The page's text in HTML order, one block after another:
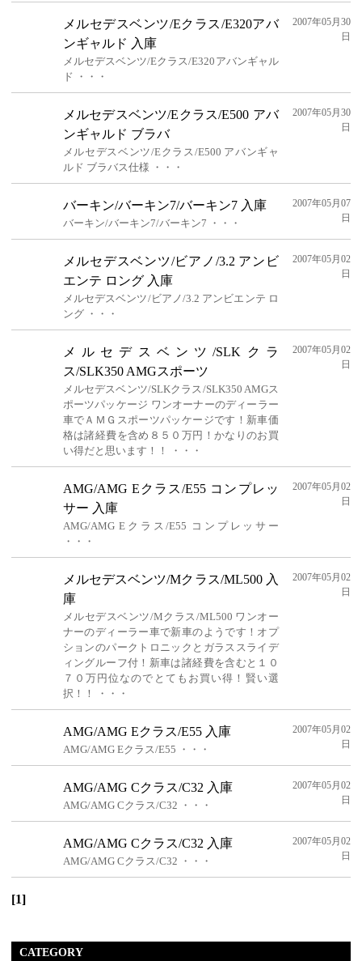
メルセデスベンツ/Eクラス/E320アバ
ンギャルド 入庫
メルセデスベンツ/Eクラス/E320アバンギャル
ド ・・・
2007年05月30
日
メルセデスベンツ/Eクラス/E500 アバ
ンギャルド ブラバ
メルセデスベンツ/Eクラス/E500 アバンギャ
ルド ブラバス仕様 ・・・
2007年05月30
日
バーキン/バーキン7/バーキン7 入庫
バーキン/バーキン7/バーキン7 ・・・
2007年05月07
日
メルセデスベンツ/ビアノ/3.2 アンビ
エンテ ロング 入庫
メルセデスベンツ/ビアノ/3.2 アンビエンテ ロ
ング ・・・
2007年05月02
日
メルセデスベンツ/SLKクラ
ス/SLK350 AMGスポーツ
メルセデスベンツ/SLKクラス/SLK350 AMGス
ポーツパッケージ ワンオーナーのディーラー
車でＡＭＧスポーツパッケージです！新車価
格は諸経費を含め８５０万円！かなりのお買
い得だと思います！！ ・・・
2007年05月02
日
AMG/AMG Eクラス/E55 コンプレッ
サー 入庫
AMG/AMG Eクラス/E55 コンプレッサー
・・・
2007年05月02
日
メルセデスベンツ/Mクラス/ML500 入
庫
メルセデスベンツ/Mクラス/ML500 ワンオー
ナーのディーラー車で新車のようです！オプ
ションのパークトロニックとガラススライデ
ィングルーフ付！新車は諸経費を含むと１０
７０万円位なのでとてもお買い得！賢い選
択！！ ・・・
2007年05月02
日
AMG/AMG Eクラス/E55 入庫
AMG/AMG Eクラス/E55 ・・・
2007年05月02
日
AMG/AMG Cクラス/C32 入庫
AMG/AMG Cクラス/C32 ・・・
2007年05月02
日
AMG/AMG Cクラス/C32 入庫
AMG/AMG Cクラス/C32 ・・・
2007年05月02
日
[1]
CATEGORY